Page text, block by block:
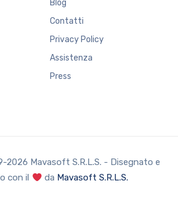
Blog
Contatti
Privacy Policy
Assistenza
Press
2026 Mavasoft S.R.L.S. - Disegnato e
con il
da Mavasoft S.R.L.S.